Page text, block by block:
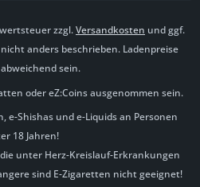
zzgl.Versandkosten und ggf.
anders beschrieben. Ladenpreise
sein.
oder eZ:Coins ausgenommen sein.
e-Shishas und e-Liquids an Personen
18 Jahren!
unter Herz-Kreislauf-Erkrankungen
sind E-Zigaretten nicht geeignet!